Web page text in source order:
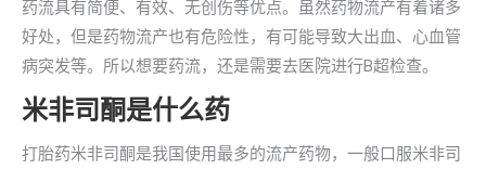
药流具有简便、有效、无创伤等优点。虽然药物流产有着诸多
好处，但是药物流产也有危险性，有可能导致大出血、心血管
病突发等。所以想要药流，还是需要去医院进行B超检查。
米非司酮是什么药
打胎药米非司酮是我国使用最多的流产药物，一般口服米非司